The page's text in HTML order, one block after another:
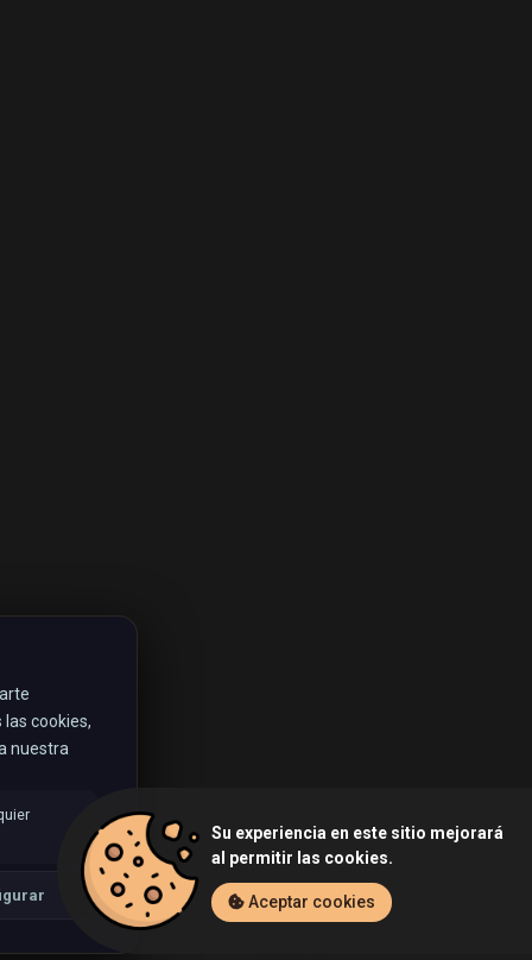
cookies,
nuestra
Su experiencia en este sitio mejorará
al permitir las cookies.
Aceptar cookies